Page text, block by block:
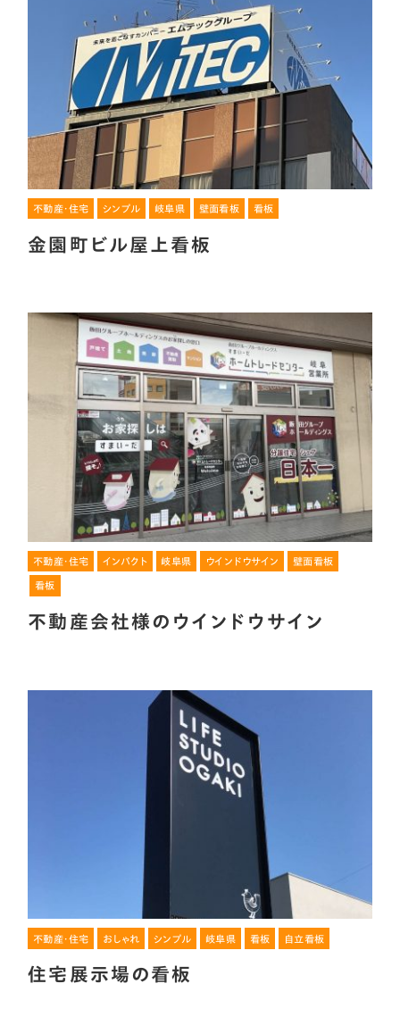
不動産・住宅 シンプル 岐阜県 壁面看板 看板
金園町ビル屋上看板
不動産・住宅 インパクト 岐阜県 ウインドウサイン 壁面看板
看板
不動産会社様のウインドウサイン
不動産・住宅 おしゃれ シンプル 岐阜県 看板 自立看板
住宅展示場の看板